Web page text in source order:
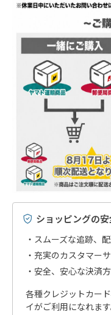
ショッピングの
スムーズな追跡、
充実のカスタマー
安全、安心な決済
各種クレジットカー
イがご利用になれます